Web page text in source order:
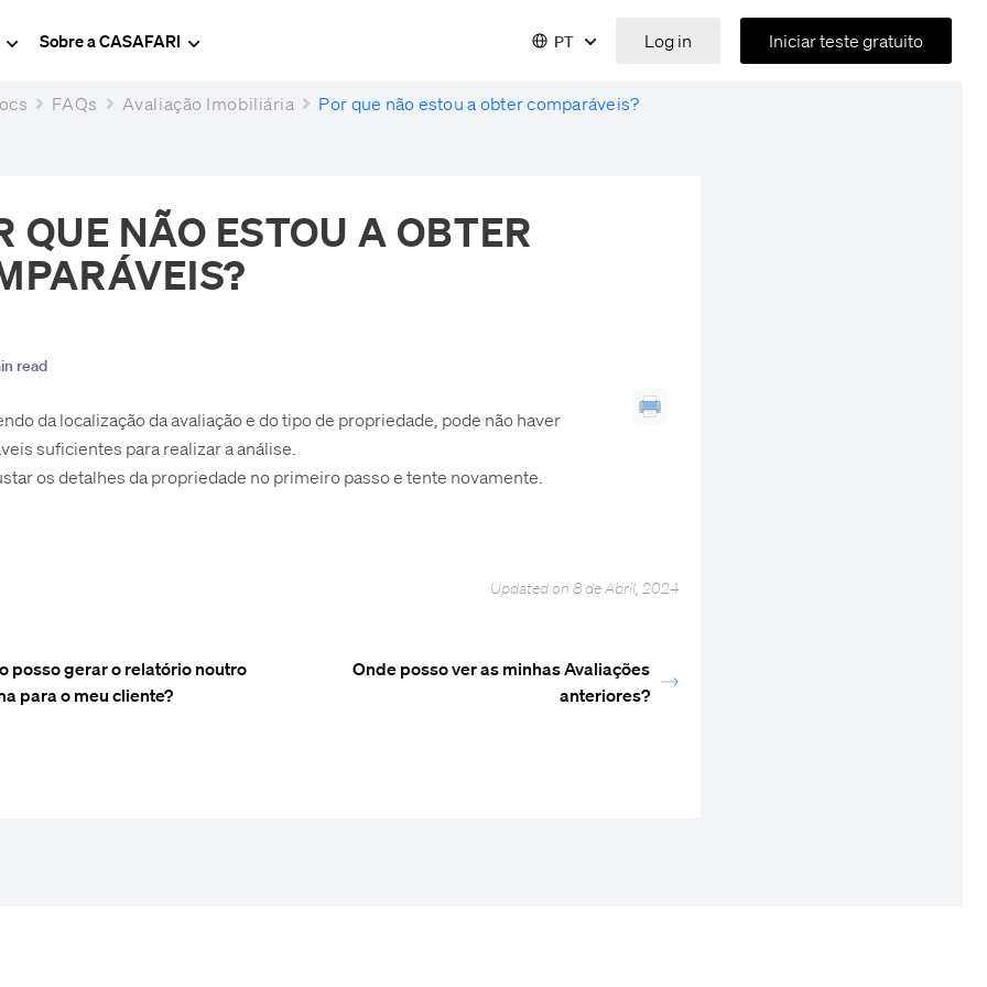
Sobre a CASAFARI PT Log in Iniciar teste gratuito
FAQs Avaliação Imobiliária Por que não estou a obter comparáveis?
QUE NÃO ESTOU A OBTER
read
da localização da avaliação e do tipo de propriedade, pode não haver
suficientes para realizar a análise.
os detalhes da propriedade no primeiro passo e tente novamente.
Updated on 8 de Abril, 2024
posso gerar o relatório noutro
para o meu cliente?
Onde posso ver as minhas Avaliações
anteriores?